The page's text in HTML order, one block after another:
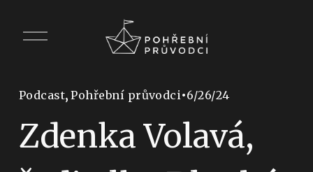
O
M
n
u
Podcast,Pohřební průvodci 6/26/24
Zdenka Volavá,